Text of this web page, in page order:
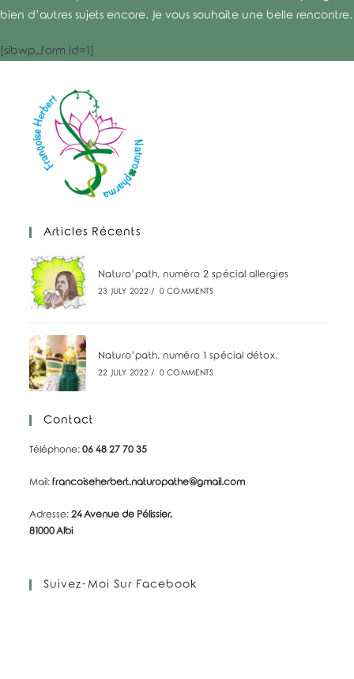
bien d’autres sujets encore. Je vous souhaite une belle rencontre.
[sibwp_form id=1]
Articles Récents
Naturo’path, numéro 2 spécial allergies
23 JULY 2022 / 0 COMMENTS
Naturo’path, numéro 1 spécial détox.
22 JULY 2022 / 0 COMMENTS
Contact
Téléphone:06 48 27 70 35
Mail:francoiseherbert.naturopathe@gmail.com
Adresse:24 Avenue de Pélissier,
81000 Albi
Suivez-Moi Sur Facebook